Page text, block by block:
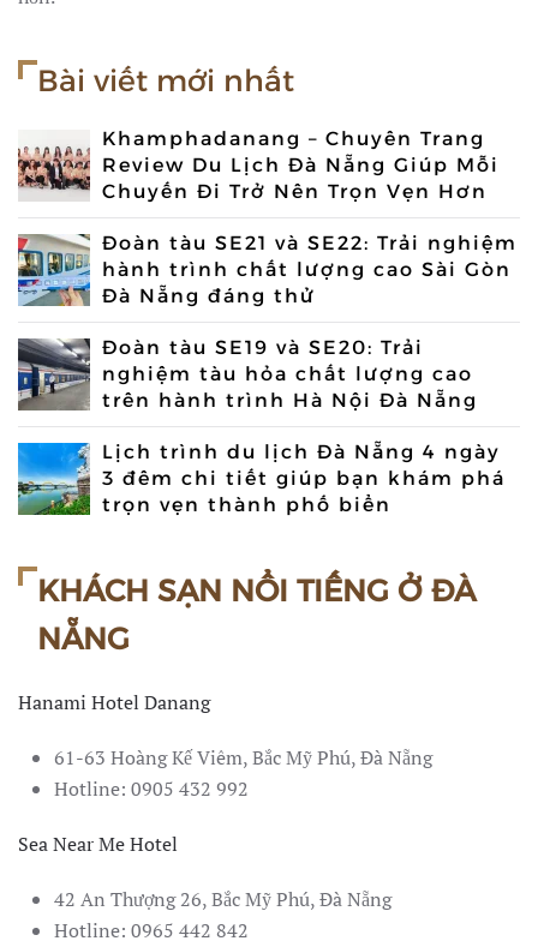
Bài viết mới nhất
Khamphadanang – Chuyên Trang
Review Du Lịch Đà Nẵng Giúp Mỗi
Chuyến Đi Trở Nên Trọn Vẹn Hơn
Đoàn tàu SE21 và SE22: Trải nghiệm
hành trình chất lượng cao Sài Gòn
Đà Nẵng đáng thử
Đoàn tàu SE19 và SE20: Trải
nghiệm tàu hỏa chất lượng cao
trên hành trình Hà Nội Đà Nẵng
Lịch trình du lịch Đà Nẵng 4 ngày
3 đêm chi tiết giúp bạn khám phá
trọn vẹn thành phố biển
KHÁCH SẠN NỔI TIẾNG Ở ĐÀ
NẴNG
Hanami Hotel Danang
61-63 Hoàng Kế Viêm, Bắc Mỹ Phú, Đà Nẵng
Hotline: 0905 432 992
Sea Near Me Hotel
42 An Thượng 26, Bắc Mỹ Phú, Đà Nẵng
Hotline: 0965 442 842